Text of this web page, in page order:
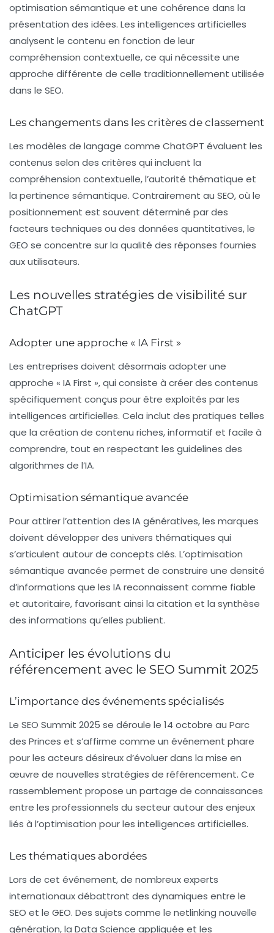
optimisation sémantique et une cohérence dans la
présentation des idées. Les intelligences artificielles
analysent le contenu en fonction de leur
compréhension contextuelle, ce qui nécessite une
approche différente de celle traditionnellement utilisée
dans le SEO.
Les changements dans les critères de classement
Les modèles de langage comme ChatGPT évaluent les
contenus selon des critères qui incluent la
compréhension contextuelle, l’autorité thématique et
la pertinence sémantique. Contrairement au SEO, où le
positionnement est souvent déterminé par des
facteurs techniques ou des données quantitatives, le
GEO se concentre sur la qualité des réponses fournies
aux utilisateurs.
Les nouvelles stratégies de visibilité sur
ChatGPT
Adopter une approche « IA First »
Les entreprises doivent désormais adopter une
approche « IA First », qui consiste à créer des contenus
spécifiquement conçus pour être exploités par les
intelligences artificielles. Cela inclut des pratiques telles
que la création de contenu riches, informatif et facile à
comprendre, tout en respectant les guidelines des
algorithmes de l’IA.
Optimisation sémantique avancée
Pour attirer l’attention des IA génératives, les marques
doivent développer des univers thématiques qui
s’articulent autour de concepts clés. L’optimisation
sémantique avancée permet de construire une densité
d’informations que les IA reconnaissent comme fiable
et autoritaire, favorisant ainsi la citation et la synthèse
des informations qu’elles publient.
Anticiper les évolutions du
référencement avec le SEO Summit 2025
L’importance des événements spécialisés
Le SEO Summit 2025 se déroule le 14 octobre au Parc
des Princes et s’affirme comme un événement phare
pour les acteurs désireux d’évoluer dans la mise en
œuvre de nouvelles stratégies de référencement. Ce
rassemblement propose un partage de connaissances
entre les professionnels du secteur autour des enjeux
liés à l’optimisation pour les intelligences artificielles.
Les thématiques abordées
Lors de cet événement, de nombreux experts
internationaux débattront des dynamiques entre le
SEO et le GEO. Des sujets comme le netlinking nouvelle
génération, la Data Science appliquée et les